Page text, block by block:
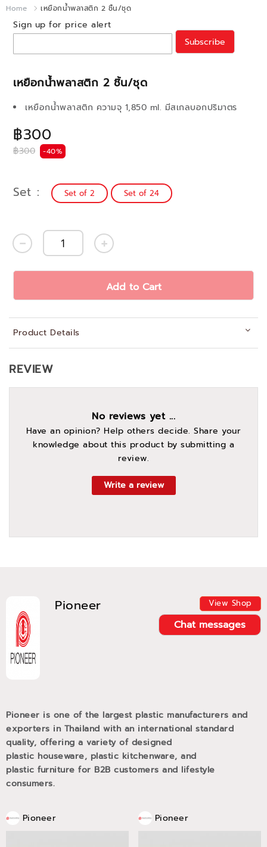
Home เหยือกน้ำพลาสติก 2 ชิ้น/ชุด
เหยือกน้ำพลาสติก 2 ชิ้น/ชุด
฿300
฿300 -40%
เหยือกน้ำพลาสติก ความจุ 1,850 ml. มีสเกลบอกปริมาตร
Sign up for price alert
Subscribe
Set Set of 2 Set of 24
Add to Cart
Product Details
Pioneer View Shop
Chat messages
Pioneer is one of the largest plastic manufacturers and
exporters in Thailand with an international standard
quality, offering a variety of designed
plastic houseware, plastic kitchenware, and
plastic furniture for B2B customers and lifestyle
consumers.
Pioneer Pioneer
REVIEW
No reviews yet ...
Have an opinion? Help others decide. Share your
knowledge about this product by submitting a
review.
Write a review